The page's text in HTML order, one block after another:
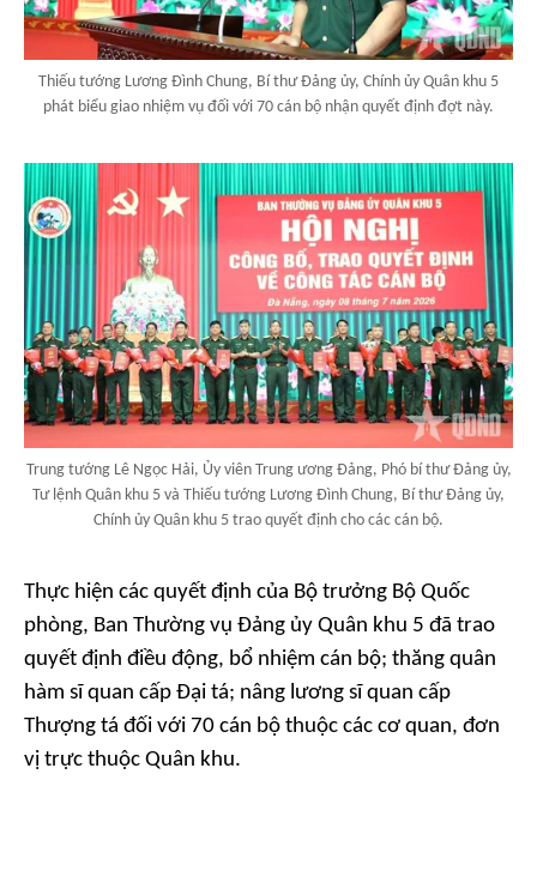
Thiếu tướng Lương Đình Chung, Bí thư Đảng ủy, Chính ủy Quân khu 5
phát biểu giao nhiệm vụ đối với 70 cán bộ nhận quyết định đợt này.
Trung tướng Lê Ngọc Hải, Ủy viên Trung ương Đảng, Phó bí thư Đảng ủy,
Tư lệnh Quân khu 5 và Thiếu tướng Lương Đình Chung, Bí thư Đảng ủy,
Chính ủy Quân khu 5 trao quyết định cho các cán bộ.
Thực hiện các quyết định của Bộ trưởng Bộ Quốc
phòng, Ban Thường vụ Đảng ủy Quân khu 5 đã trao
quyết định điều động, bổ nhiệm cán bộ; thăng quân
hàm sĩ quan cấp Đại tá; nâng lương sĩ quan cấp
Thượng tá đối với 70 cán bộ thuộc các cơ quan, đơn
vị trực thuộc Quân khu.